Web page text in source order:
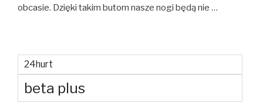
obcasie. Dzięki takim butom nasze nogi będą nie …
24hurt
beta plus